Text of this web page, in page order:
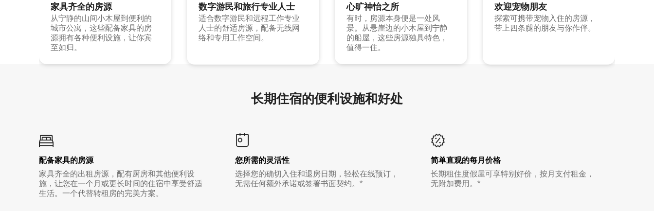
家具齐全的房源
从宁静的山间小木屋到便利的
城市公寓，这些配备家具的房
源拥有各种便利设施，让你宾
至如归。
数字游民和旅行专业人士
适合数字游民和远程工作专业
人士的舒适房源，配备无线网
络和专用工作空间。
心旷神怡之所
有时，房源本身便是一处风
景。从悬崖边的小木屋到宁静
的船屋，这些房源独具特色，
值得一住。
欢迎宠物朋友
探索可携带宠物入住的房源，
带上四条腿的朋友与你作伴。
长期住宿的便利设施和好处
配备家具的房源
家具齐全的出租房源，配有厨房和其他便利设
施，让您在一个月或更长时间的住宿中享受舒适
生活。一个代替转租房的完美方案。
您所需的灵活性
选择您的确切入住和退房日期，轻松在线预订，
无需任何额外承诺或签署书面契约。*
简单直观的每月价格
长期租住度假屋可享特别好价，按月支付租金，
无附加费用。*